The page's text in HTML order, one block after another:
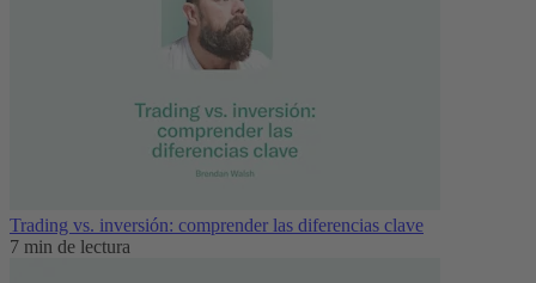
Trading vs. inversión: comprender las diferencias clave
7 min de lectura